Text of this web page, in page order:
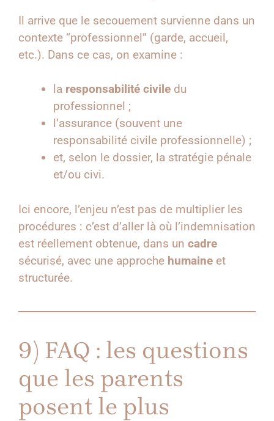
Il arrive que le secouement survienne dans un
contexte “professionnel” (garde, accueil,
etc.). Dans ce cas, on examine :
la responsabilité civile du
professionnel ;
l’assurance (souvent une
responsabilité civile professionnelle) ;
et, selon le dossier, la stratégie pénale
et/ou civi.
Ici encore, l’enjeu n’est pas de multiplier les
procédures : c’est d’aller là où l’indemnisation
est réellement obtenue, dans un cadre
sécurisé, avec une approche humaine et
structurée.
9) FAQ : les questions
que les parents
posent le plus